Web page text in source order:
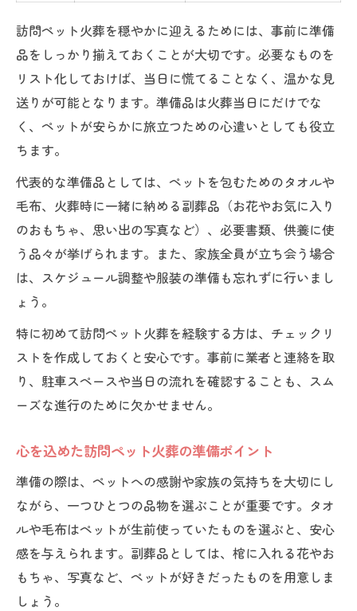
火葬当日の進行と準備品のタイミング
訪問ペット火葬で大切にしたい儀式
心を整える火葬前後の過ごし方
副葬品選びで後悔しない火葬準備のコツ
副葬品選びで迷ったときのチェックポイン
ト
火葬時に入れて良い副葬品の種類と注意点
ペット火葬で避けたい副葬品の特徴
後悔しない副葬品の選び方・準備法
本
訪問ペット火葬にふさわしい服装とマナー
一覧
火葬時に気をつけたい服装のポイント
落ち着いた服装で心を整えるコツ
知恵袋で話題の服装マナー解説
訪問ペット火葬を穏やかに迎えるためには、事前に準備
品をしっかり揃えておくことが大切です。必要なものを
リスト化しておけば、当日に慌てることなく、温かな見
送りが可能となります。準備品は火葬当日にだけでな
く、ペットが安らかに旅立つための心遣いとしても役立
ちます。
代表的な準備品としては、ペットを包むためのタオルや
毛布、火葬時に一緒に納める副葬品（お花やお気に入り
のおもちゃ、思い出の写真など）、必要書類、供養に使
う品々が挙げられます。また、家族全員が立ち会う場合
は、スケジュール調整や服装の準備も忘れずに行いまし
ょう。
特に初めて訪問ペット火葬を経験する方は、チェックリ
ストを作成しておくと安心です。事前に業者と連絡を取
り、駐車スペースや当日の流れを確認することも、スム
ーズな進行のために欠かせません。
心を込めた訪問ペット火葬の準備ポイント
準備の際は、ペットへの感謝や家族の気持ちを大切にし
ながら、一つひとつの品物を選ぶことが重要です。タオ
ルや毛布はペットが生前使っていたものを選ぶと、安心
感を与えられます。副葬品としては、棺に入れる花やお
もちゃ、写真など、ペットが好きだったものを用意しま
しょう。